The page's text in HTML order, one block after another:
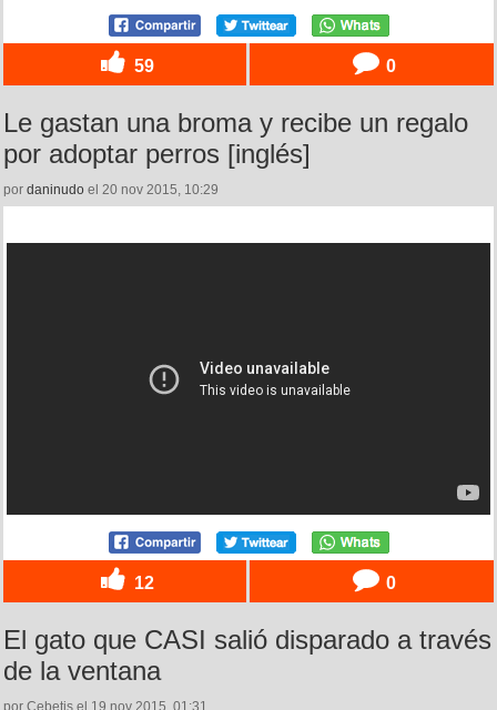
59 0
Le gastan una broma y recibe un regalo
por adoptar perros [inglés]
por daninudo el 20 nov 2015, 10:29
12 0
El gato que CASI salió disparado a través
de la ventana